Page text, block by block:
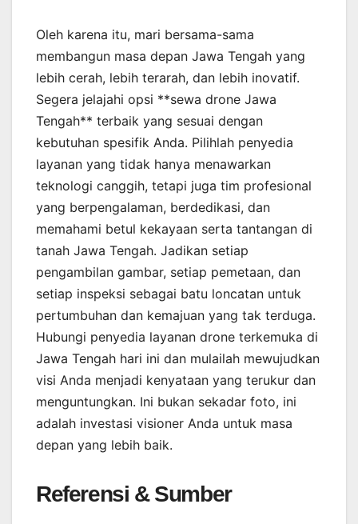
Oleh karena itu, mari bersama-sama
membangun masa depan Jawa Tengah yang
lebih cerah, lebih terarah, dan lebih inovatif.
Segera jelajahi opsi **sewa drone Jawa
Tengah** terbaik yang sesuai dengan
kebutuhan spesifik Anda. Pilihlah penyedia
layanan yang tidak hanya menawarkan
teknologi canggih, tetapi juga tim profesional
yang berpengalaman, berdedikasi, dan
memahami betul kekayaan serta tantangan di
tanah Jawa Tengah. Jadikan setiap
pengambilan gambar, setiap pemetaan, dan
setiap inspeksi sebagai batu loncatan untuk
pertumbuhan dan kemajuan yang tak terduga.
Hubungi penyedia layanan drone terkemuka di
Jawa Tengah hari ini dan mulailah mewujudkan
visi Anda menjadi kenyataan yang terukur dan
menguntungkan. Ini bukan sekadar foto, ini
adalah investasi visioner Anda untuk masa
depan yang lebih baik.
Referensi & Sumber